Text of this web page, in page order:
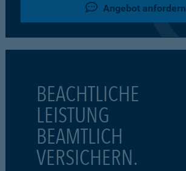
Angebot anfordern
BEACHTLICHE
LEISTUNG
BEAMTLICH
VERSICHERN.